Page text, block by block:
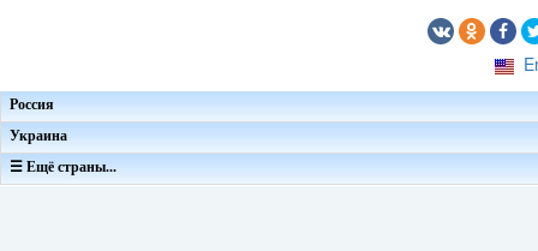
Россия
Украина
☰ Ещё страны...